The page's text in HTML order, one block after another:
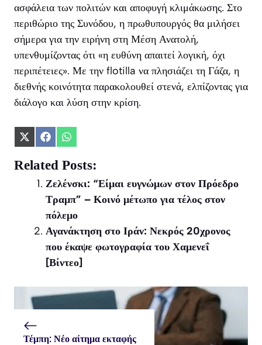
ασφάλεια των πολιτών και αποφυγή κλιμάκωσης. Στο
περιθώριο της Συνόδου, η πρωθυπουργός θα μιλήσει
σήμερα για την ειρήνη στη Μέση Ανατολή,
υπενθυμίζοντας ότι «η ευθύνη απαιτεί λογική, όχι
περιπέτειες». Με την flotilla να πλησιάζει τη Γάζα, η
διεθνής κοινότητα παρακολουθεί στενά, ελπίζοντας για
διάλογο και λύση στην κρίση.
Share
X
(Twitter)
Share
Facebook
Share
WhatsApp
Related Posts:
Ζελένσκι: “Είμαι ευγνώμων στον Πρόεδρο
Τραμπ” – Κοινό μέτωπο για τέλος στον
πόλεμο
Αγανάκτηση στο Ιράν: Νεκρός 20χρονος
που έκαψε φωτογραφία του Χαμενεΐ
[Βίντεο]
Τέμπη: Νέο αίτημα εκταφής